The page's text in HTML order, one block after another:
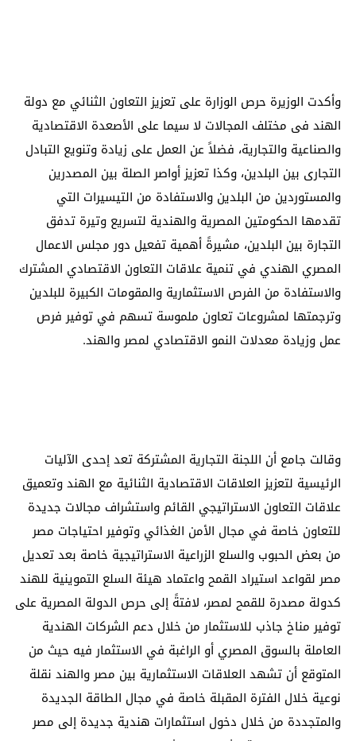
وأكدت الوزيرة حرص الوزارة على تعزيز التعاون الثنائي مع دولة
الهند فى مختلف المجالات لا سيما على الأصعدة الاقتصادية
والصناعية والتجارية، فضلاً عن العمل على زيادة وتنويع التبادل
التجارى بين البلدين، وكذا تعزيز أواصر الصلة بين المصدرين
والمستوردين من البلدين والاستفادة من التيسيرات التي
تقدمها الحكومتين المصرية والهندية لتسريع وتيرة تدفق
التجارة بين البلدين، مشيرةً أهمية تفعيل دور مجلس الاعمال
المصري الهندي في تنمية علاقات التعاون الاقتصادي المشترك
والاستفادة من الفرص الاستثمارية والمقومات الكبيرة للبلدين
وترجمتها لمشروعات تعاون ملموسة تسهم في توفير فرص
عمل وزيادة معدلات النمو الاقتصادي لمصر والهند.
وقالت جامع أن اللجنة التجارية المشتركة تعد إحدى الآليات
الرئيسية لتعزيز العلاقات الاقتصادية الثنائية مع الهند وتعميق
علاقات التعاون الاستراتيجي القائم واستشراف مجالات جديدة
للتعاون خاصة في مجال الأمن الغذائي وتوفير احتياجات مصر
من بعض الحبوب والسلع الزراعية الاستراتيجية خاصة بعد تعديل
مصر لقواعد استيراد القمح واعتماد هيئة السلع التموينية للهند
كدولة مصدرة للقمح لمصر، لافتةً إلى حرص الدولة المصرية على
توفير مناخ جاذب للاستثمار من خلال دعم الشركات الهندية
العاملة بالسوق المصري أو الراغبة في الاستثمار فيه حيث من
المتوقع أن تشهد العلاقات الاستثمارية بين مصر والهند نقلة
نوعية خلال الفترة المقبلة خاصة في مجال الطاقة الجديدة
والمتجددة من خلال دخول استثمارات هندية جديدة إلى مصر